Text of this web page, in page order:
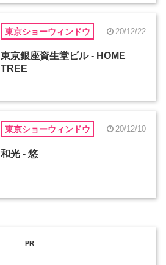
東京ショーウィンドウ 20/12/22
東京銀座資生堂ビル - HOME
TREE
東京ショーウィンドウ 20/12/10
和光 - 悠
PR